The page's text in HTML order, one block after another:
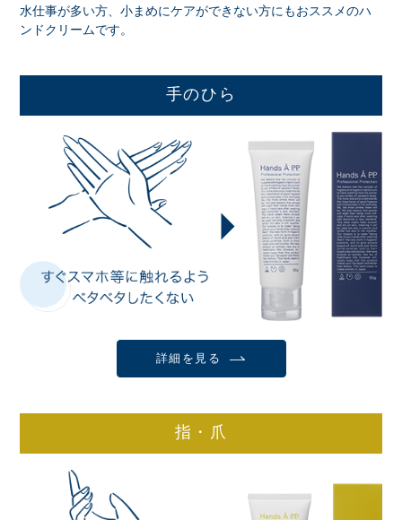
水仕事が多い方、小まめにケアができない方にもおススメのハ
ンドクリームです。
手のひら
詳細を見る
指・爪